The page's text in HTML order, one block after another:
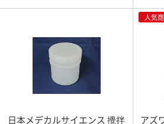
日本メデカルサイエンス 攪拌
人気
アズ